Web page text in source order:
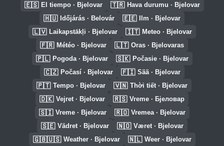
🇪🇸 El tiempo · Bjelovar 🇹🇷 Hava durumu · Bjelovar
🇭🇺 Időjárás · Belovár 🇪🇪 Ilm · Bjelovar
🇱🇻 Laikapstākļi · Bjelovar 🇮🇹 Meteo · Bjelovar
🇫🇷 Météo · Bjelovar 🇱🇹 Oras · Bjelovaras
🇵🇱 Pogoda · Bjelovar 🇸🇰 Počasie · Bjelovar
🇨🇿 Počasí · Bjelovar 🇫🇮 Sää · Bjelovar
🇵🇹 Tempo · Bjelovar 🇻🇳 Thời tiết · Bjelovar
🇩🇰 Vejret · Bjelovar 🇷🇸 Vreme · Бјеловар
🇸🇮 Vreme · Bjelovar 🇷🇴 Vremea · Bjelovar
🇸🇪 Vädret · Bjelovar 🇳🇴 Været · Bjelovar
🇬🇧🇺🇸 Weather · Bjelovar 🇳🇱 Weer · Bjelovar